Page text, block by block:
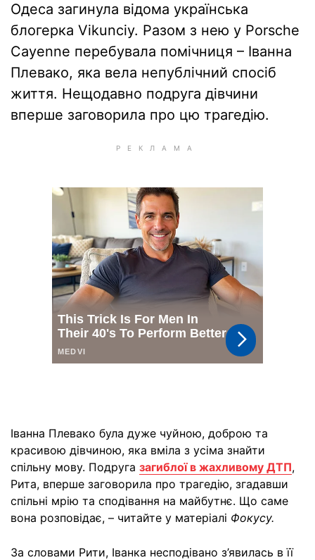
Одеса загинула відома українська
блогерка Vikunciy. Разом з нею у Porsche
Cayenne перебувала помічниця – Іванна
Плевако, яка вела непублічний спосіб
життя. Нещодавно подруга дівчини
вперше заговорила про цю трагедію.
Іванна Плевако була дуже чуйною, доброю та
красивою дівчиною, яка вміла з усіма знайти
спільну мову. Подруга загиблої в жахливому ДТП,
Рита, вперше заговорила про трагедію, згадавши
спільні мрію та сподівання на майбутнє. Що саме
вона розповідає, – читайте у матеріалі Фокусу.
За словами Рити, Іванка несподівано з’явилась в її